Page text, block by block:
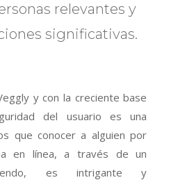
relevantes y
significativas.
y con la creciente base
del usuario es una
que conocer a alguien por
en línea, a través de un
es intrigante y